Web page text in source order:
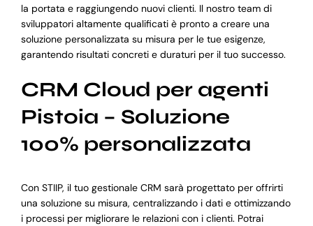
la portata e raggiungendo nuovi clienti. Il nostro team di
sviluppatori altamente qualificati è pronto a creare una
soluzione personalizzata su misura per le tue esigenze,
garantendo risultati concreti e duraturi per il tuo successo.
CRM Cloud per agenti
Pistoia – Soluzione
100% personalizzata
Con STIIP, il tuo gestionale CRM sarà progettato per offrirti
una soluzione su misura, centralizzando i dati e ottimizzando
i processi per migliorare le relazioni con i clienti. Potrai